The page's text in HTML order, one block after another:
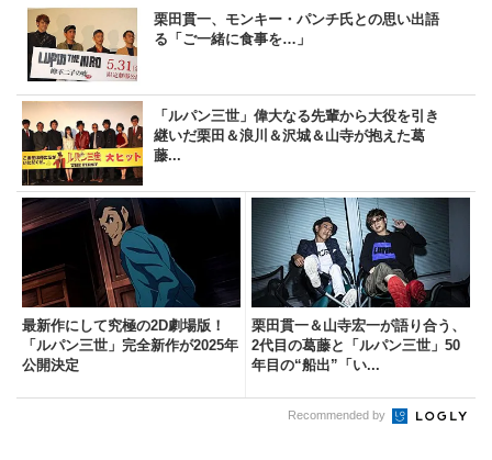
栗田貫一、モンキー・パンチ氏との思い出語
る「ご一緒に食事を…」
「ルパン三世」偉大なる先輩から大役を引き
継いだ栗田＆浪川＆沢城＆山寺が抱えた葛
藤...
最新作にして究極の2D劇場版！
「ルパン三世」完全新作が2025年
公開決定
栗田貫一＆山寺宏一が語り合う、
2代目の葛藤と「ルパン三世」50
年目の“船出”「い...
Recommended by